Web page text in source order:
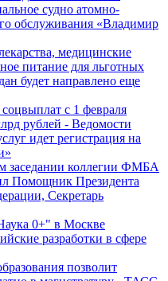
судно атомно-
обслуживания «Владимир
медицинские
питание для льготных
будет направлено еще
с 1 февраля
рублей - Ведомости
идет регистрация на
заседании коллегии ФМБА
Помощник Президента
Секретарь
0+" в Москве
разработки в сфере
позволит